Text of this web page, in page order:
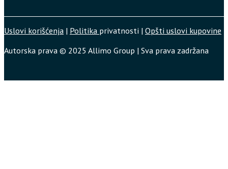
Uslovi korišćenja | Politika privatnosti | Opšti uslovi kupovine
Autorska prava © 2025 Allimo Group | Sva prava zadržana